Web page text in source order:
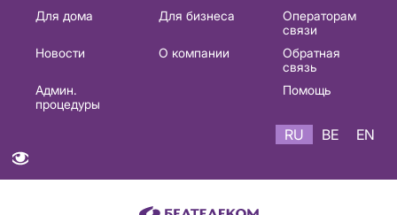
Основная
навигация
Для дома Для бизнеса
Операторам
связи
Новости
О компании
Обратная
связь
Админ.
процедуры
Помощь
RU BE EN